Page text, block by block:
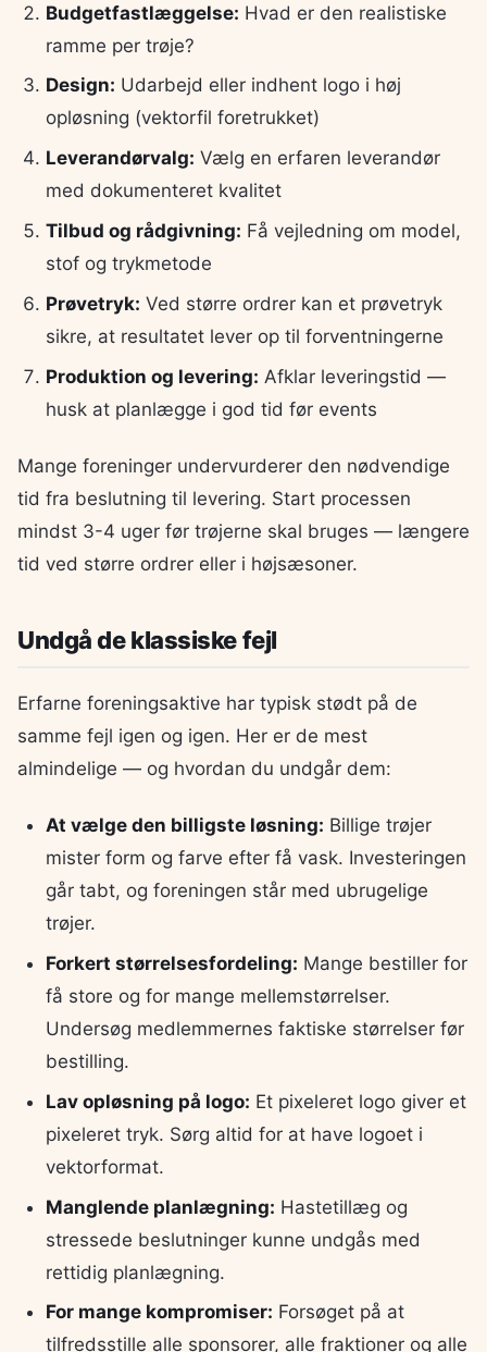
Budgetfastlæggelse: Hvad er den realistiske
ramme per trøje?
Design: Udarbejd eller indhent logo i høj
opløsning (vektorfil foretrukket)
Leverandørvalg: Vælg en erfaren leverandør
med dokumenteret kvalitet
Tilbud og rådgivning: Få vejledning om model,
stof og trykmetode
Prøvetryk: Ved større ordrer kan et prøvetryk
sikre, at resultatet lever op til forventningerne
Produktion og levering: Afklar leveringstid —
husk at planlægge i god tid før events
Mange foreninger undervurderer den nødvendige
tid fra beslutning til levering. Start processen
mindst 3-4 uger før trøjerne skal bruges — længere
tid ved større ordrer eller i højsæsoner.
Undgå de klassiske fejl
Erfarne foreningsaktive har typisk stødt på de
samme fejl igen og igen. Her er de mest
almindelige — og hvordan du undgår dem:
At vælge den billigste løsning: Billige trøjer
mister form og farve efter få vask. Investeringen
går tabt, og foreningen står med ubrugelige
trøjer.
Forkert størrelsesfordeling: Mange bestiller for
få store og for mange mellemstørrelser.
Undersøg medlemmernes faktiske størrelser før
bestilling.
Lav opløsning på logo: Et pixeleret logo giver et
pixeleret tryk. Sørg altid for at have logoet i
vektorformat.
Manglende planlægning: Hastetillæg og
stressede beslutninger kunne undgås med
rettidig planlægning.
For mange kompromiser: Forsøget på at
tilfredsstille alle sponsorer, alle fraktioner og alle